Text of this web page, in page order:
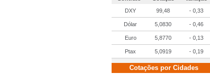
DXY
99,48 - 0,33
Dólar 5,0830 - 0,46
Euro 5,8770 - 0,13
Ptax 5,0919 - 0,19
Cotações por Cidades